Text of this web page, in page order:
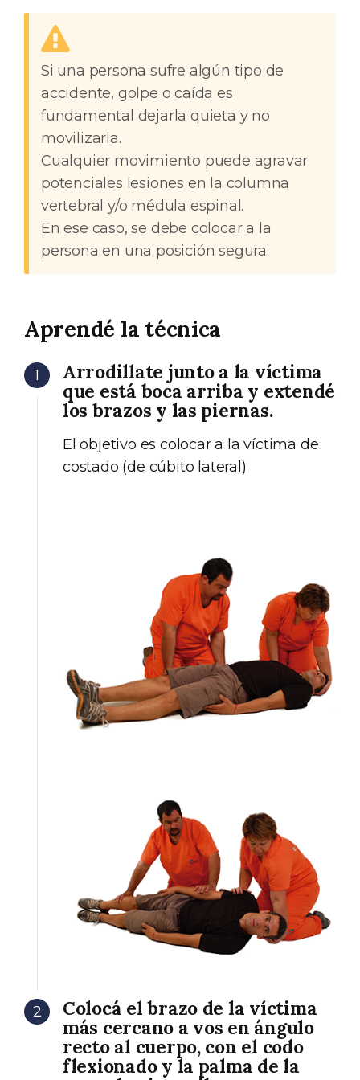
Si una persona sufre algún tipo de
accidente, golpe o caída es
fundamental dejarla quieta y no
movilizarla.
Cualquier movimiento puede agravar
potenciales lesiones en la columna
vertebral y/o médula espinal.
En ese caso, se debe colocar a la
persona en una posición segura.
Aprendé la técnica
1
Arrodillate junto a la víctima
que está boca arriba y extendé
los brazos y las piernas.
El objetivo es colocar a la víctima de
costado (de cúbito lateral)
2
Colocá el brazo de la víctima
más cercano a vos en ángulo
recto al cuerpo, con el codo
flexionado y la palma de la